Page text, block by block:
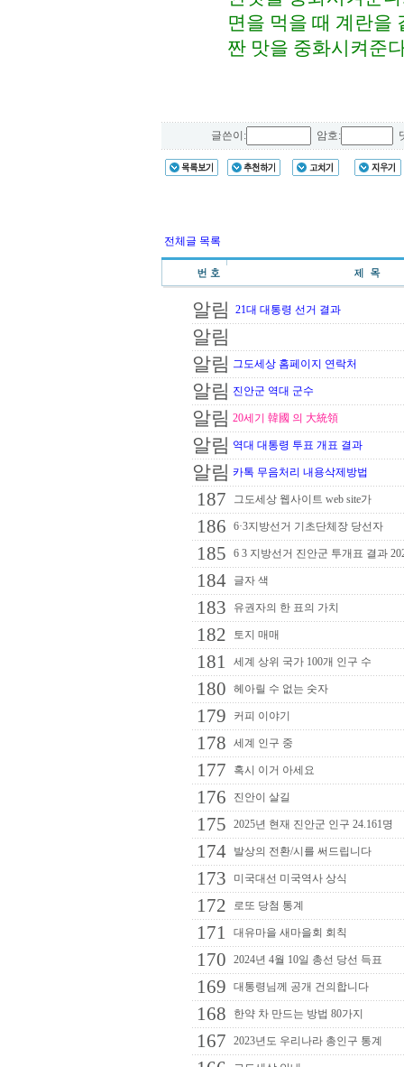
면을 먹을 때 계란을
짠 맛을 중화시켜준
글쓴이: 암호:
전체글 목록
알림 21대 대통령 선거 결과
알림
알림 그도세상 홈페이지 연락처
알림 진안군 역대 군수
알림 20세기 韓國 의 大統領
알림 역대 대통령 투표 개표 결과
알림 카톡 무음처리 내용삭제방법
187 그도세상 웹사이트 web site가
186 6·3지방선거 기초단체장 당선자
185 6 3 지방선거 진안군 투개표 결과
184 글자 색
183 유권자의 한 표의 가치
182 토지 매매
181 세계 상위 국가 100개 인구 수
180 헤아릴 수 없는 숫자
179 커피 이야기
178 세계 인구 중
177 혹시 이거 아세요
176 진안이 살길
175 2025년 현재 진안군 인구 24.161명
174 발상의 전환/시를 써드립니다
173 미국대선 미국역사 상식
172 로또 당첨 통계
171 대유마을 새마을회 회칙
170 2024년 4월 10일 총선 당선 득표
169 대통령님께 공개 건의합니다
168 한약 차 만드는 방법 80가지
167 2023년도 우리나라 총인구 통계